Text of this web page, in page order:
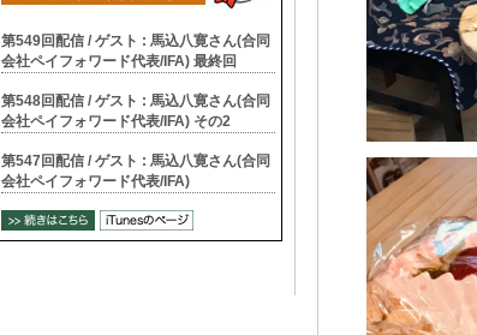
第549回配信 / ゲスト : 馬込八寛さん(合同
会社ペイフォワード代表/IFA) 最終回
第548回配信 / ゲスト : 馬込八寛さん(合同
会社ペイフォワード代表/IFA) その2
第547回配信 / ゲスト : 馬込八寛さん(合同
会社ペイフォワード代表/IFA)